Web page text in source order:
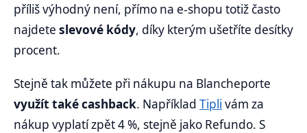
příliš výhodný není, přímo na e-shopu totiž často
najdete slevové kódy, díky kterým ušetříte desítky
procent.
Stejně tak můžete při nákupu na Blancheporte
využít také cashback. Například Tipli vám za
nákup vyplatí zpět 4 %, stejně jako Refundo. S